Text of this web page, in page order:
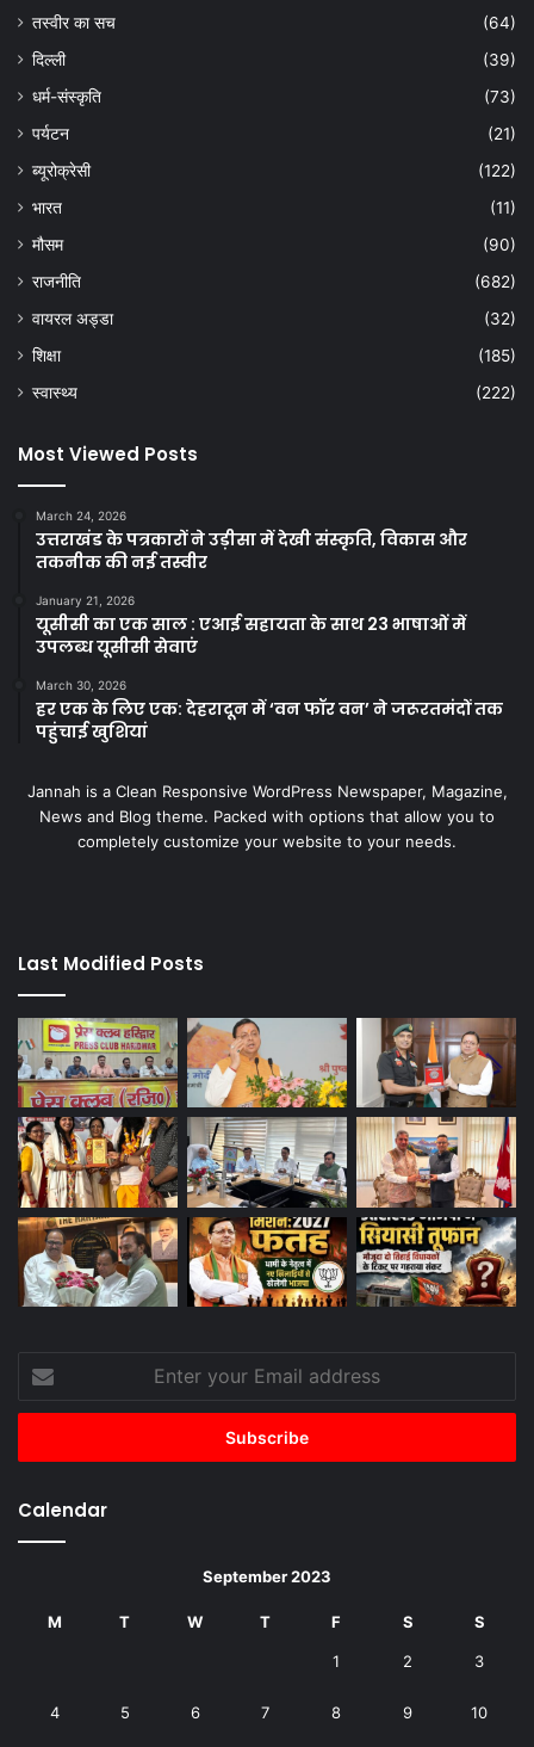
तस्वीर का सच
(64)
दिल्ली
(39)
धर्म-संस्कृति
(73)
पर्यटन
(21)
ब्यूरोक्रेसी
(122)
भारत
(11)
मौसम
(90)
राजनीति
(682)
वायरल अड्डा
(32)
शिक्षा
(185)
स्वास्थ्य
(222)
Most Viewed Posts
March 24, 2026
उत्तराखंड के पत्रकारों ने उड़ीसा में देखी संस्कृति, विकास और
तकनीक की नई तस्वीर
January 21, 2026
यूसीसी का एक साल : एआई सहायता के साथ 23 भाषाओं में
उपलब्ध यूसीसी सेवाएं
March 30, 2026
हर एक के लिए एक: देहरादून में ‘वन फॉर वन’ ने जरूरतमंदों तक
पहुंचाई खुशियां
Jannah is a Clean Responsive WordPress Newspaper, Magazine,
News and Blog theme. Packed with options that allow you to
completely customize your website to your needs.
Last Modified Posts
Enter
your
Email
Calendar
September 2023
M T W T F S S
1 2 3
4 5 6 7 8 9 10